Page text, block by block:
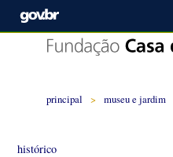
principal > museu e jardim
histórico